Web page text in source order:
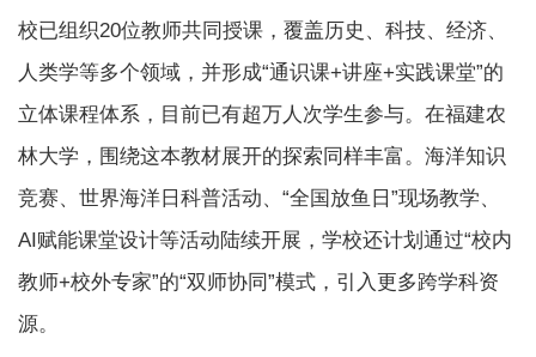
校已组织20位教师共同授课，覆盖历史、科技、经济、
人类学等多个领域，并形成“通识课+讲座+实践课堂”的
立体课程体系，目前已有超万人次学生参与。在福建农
林大学，围绕这本教材展开的探索同样丰富。海洋知识
竞赛、世界海洋日科普活动、“全国放鱼日”现场教学、
AI赋能课堂设计等活动陆续开展，学校还计划通过“校内
教师+校外专家”的“双师协同”模式，引入更多跨学科资
源。